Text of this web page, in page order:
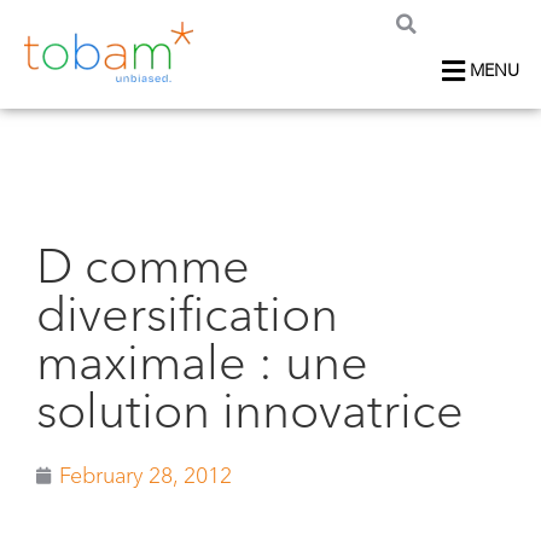
MENU
D comme
diversification
maximale : une
solution innovatrice
February 28, 2012